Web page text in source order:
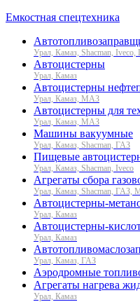
Емкостная спецтехника
Урал, Камаз, Shacman,
Автоцистерны
Урал, Камаз
Автоцистерны
Урал, Камаз, МАЗ
Автоцистерны для
Урал, Камаз, МАЗ
Машины вакуумные
Урал, Камаз, Shacman, ГАЗ
Пищевые
Урал, Камаз, Shacman, Iveco
Агрегаты сбора
Урал, Камаз, Shacman, ГАЗ,
Автоцистерны-
Урал, Камаз
Автоцистерны-
Урал, Камаз
Урал, Камаз, ГАЗ
Аэродромные
Агрегаты нагрева
Урал, Камаз